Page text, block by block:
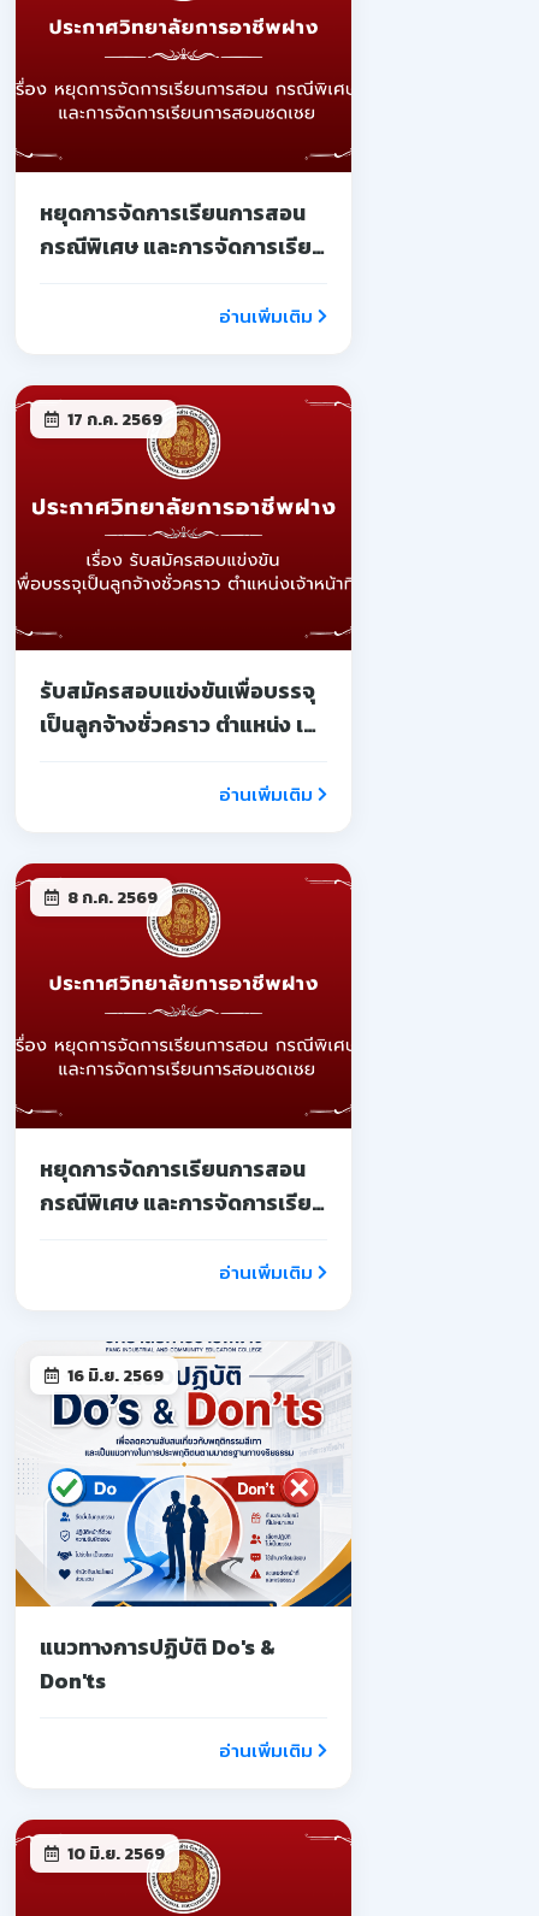
หยุดการจัดการเรียนการสอน
กรณีพิเศษ และการจัดการเรียน
อ่านเพิ่มเติม
17 ก.ค. 2569
รับสมัครสอบแข่งขันเพื่อบรรจุ
เป็นลูกจ้างชั่วคราว ตำแหน่ง เจ้า
อ่านเพิ่มเติม
8 ก.ค. 2569
หยุดการจัดการเรียนการสอน
กรณีพิเศษ และการจัดการเรียน
อ่านเพิ่มเติม
16 มิ.ย. 2569
แนวทางการปฏิบัติ Do's &
Don'ts
อ่านเพิ่มเติม
10 มิ.ย. 2569